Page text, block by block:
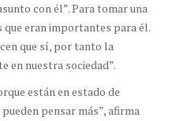
con él”. Para tomar una
que eran importantes para él.
que sí, por tanto la
en nuestra sociedad”.
están en estado de
pensar más”, afirma